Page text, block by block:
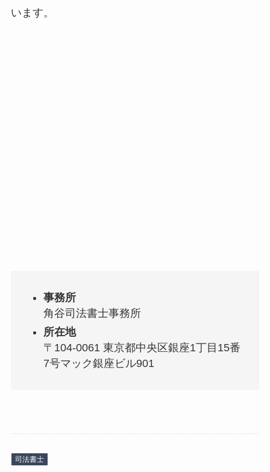
います。
事務所
角谷司法書士事務所
所在地
〒104-0061 東京都中央区銀座1丁目15番
7号マック銀座ビル901
司法書士